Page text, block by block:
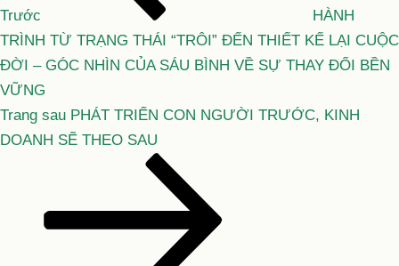
viết
Trước
HÀNH
TRÌNH TỪ TRẠNG THÁI “TRÔI” ĐẾN THIẾT KẾ LẠI CUỘC
ĐỜI – GÓC NHÌN CỦA SÁU BÌNH VỀ SỰ THAY ĐỔI BỀN
VỮNG
Bài
tiếp
Trang sau PHÁT TRIỂN CON NGƯỜI TRƯỚC, KINH
DOANH SẼ THEO SAU